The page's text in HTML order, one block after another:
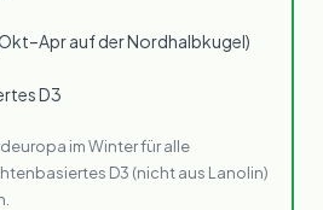
auf der Nordhalbkugel)
D3
im Winter für alle
D3 (nicht aus Lanolin)